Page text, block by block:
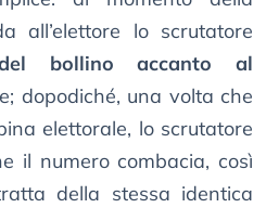
all’elettore lo scrutatore
bollino accanto al
dopodiché, una volta che
elettorale, lo scrutatore
il numero combacia, così
della stessa identica